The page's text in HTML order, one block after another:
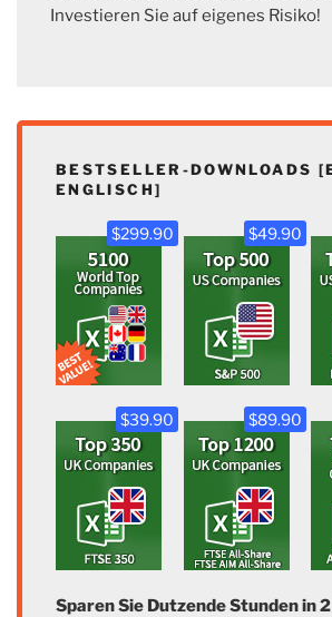
Investieren Sie auf eigenes Risiko!
BESTSELLER-DOWNLOADS
ENGLISCH]
$299.90 $49.90
$39.90 $89.90
Sparen Sie Dutzende Stunden in